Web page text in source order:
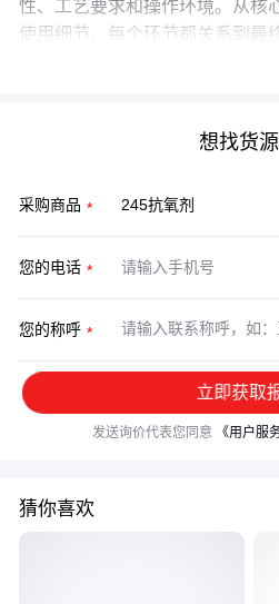
性、工艺要求和操作环境。从核
使用细节，每个环节都关系到最
想找货源
采购商品
您的电话
您的称呼
立即获取
发送询价代表您同意 《用户服
猜你喜欢